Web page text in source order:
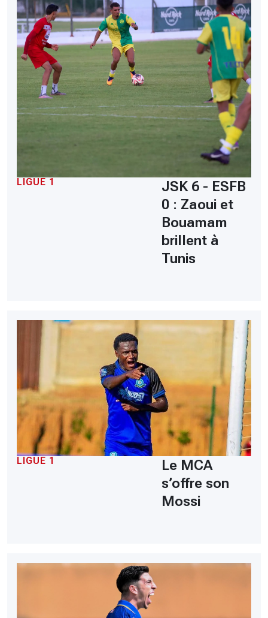
LIGUE 1
JSK 6 - ESFB
0 : Zaoui et
Bouamam
brillent à
Tunis
LIGUE 1
Le MCA
s’offre son
Mossi